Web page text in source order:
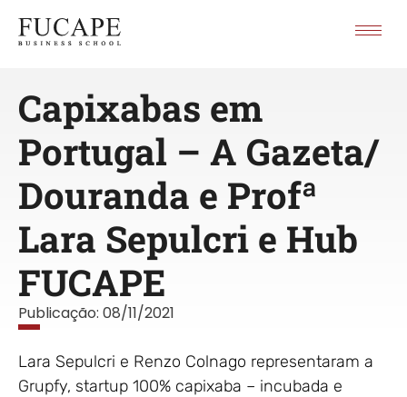
Capixabas em
Portugal – A Gazeta/
Douranda e Profª
Lara Sepulcri e Hub
FUCAPE
Publicação: 08/11/2021
Lara Sepulcri e Renzo Colnago representaram a
Grupfy, startup 100% capixaba – incubada e